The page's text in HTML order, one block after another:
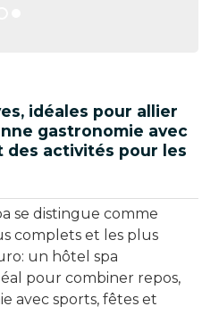
idéales pour allier
gastronomie avec
des activités pour les
se distingue comme
complets et les plus
un hôtel spa
pour combiner repos,
avec sports, fêtes et